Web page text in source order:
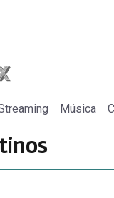
Música